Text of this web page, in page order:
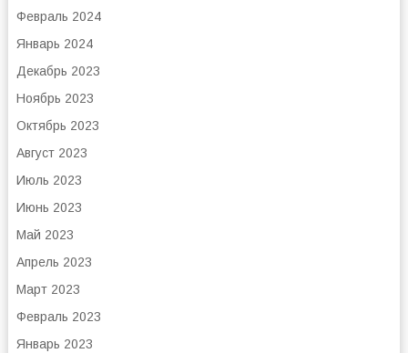
Февраль 2024
Январь 2024
Декабрь 2023
Ноябрь 2023
Октябрь 2023
Август 2023
Июль 2023
Июнь 2023
Май 2023
Апрель 2023
Март 2023
Февраль 2023
Январь 2023